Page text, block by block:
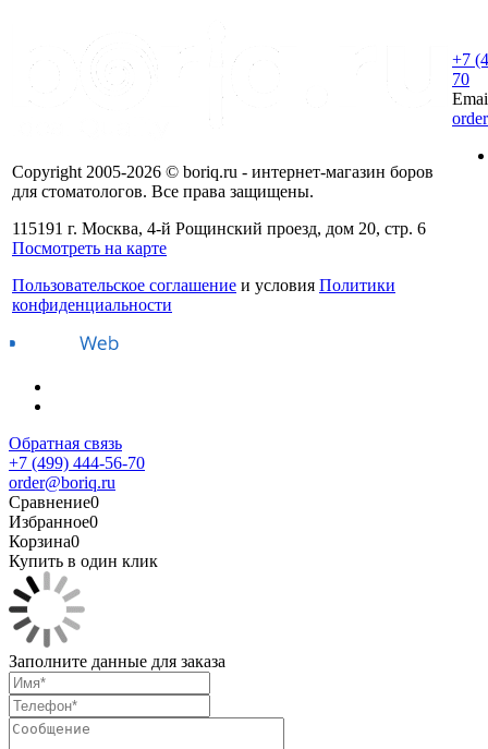
Copyright 2005-2026 © boriq.ru - интернет-магазин боров
для стоматологов. Все права защищены.
115191 г. Москва, 4-й Рощинский проезд, дом 20, стр. 6
Посмотреть на карте
Пользовательское соглашение и условия Политики
конфиденциальности
+7
70
Обратная связь
+7 (499) 444-56-70
order@boriq.ru
Сравнение0
Избранное0
Корзина0
Купить в один клик
Заполните данные для заказа